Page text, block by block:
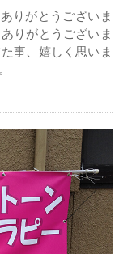
りがとうございま
りがとうございま
事、嬉しく思いま